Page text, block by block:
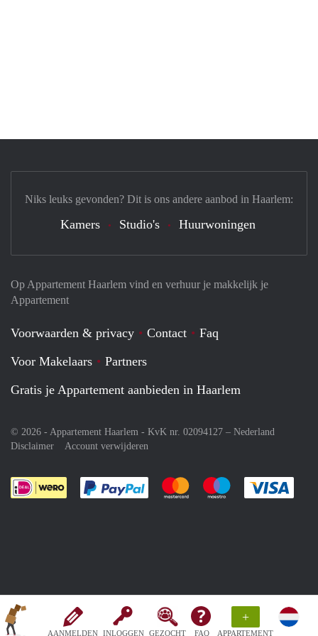
AANMELDEN INLOGGEN GEZOCHT FAQ
+
APPARTEMENT
Op Appartement Haarlem vind en verhuur je makkelijk je
Appartement
Voorwaarden & privacy Contact
Faq
Voor Makelaars
Partners
Gratis je Appartement aanbieden in Haarlem
© 2026 - Appartement Haarlem - KvK nr. 02094127 – Nederland
Disclaimer
Account verwijderen
Je rekent gemakkelijk af met Paypal
Je rekent gemakkelijk af met
Je rekent
Niks leuks gevonden? Dit is ons andere aanbod in Haarlem:
Kamers Studio's Huurwoningen